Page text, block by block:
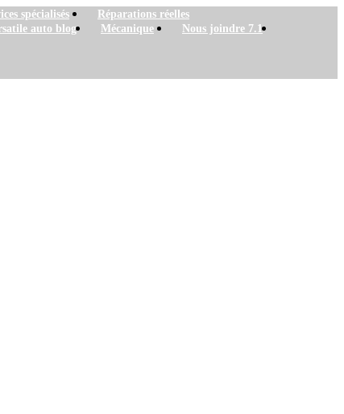
spécialisés
Réparations réelles
auto blog Mécanique Nous joindre 7.1